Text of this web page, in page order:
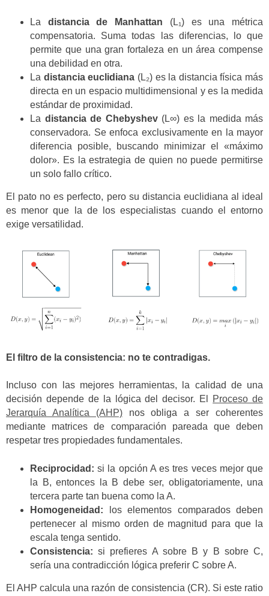
La distancia de Manhattan (L₁) es una métrica
compensatoria. Suma todas las diferencias, lo que
permite que una gran fortaleza en un área compense
una debilidad en otra.
La distancia euclidiana (L₂) es la distancia física más
directa en un espacio multidimensional y es la medida
estándar de proximidad.
La distancia de Chebyshev(L∞) es la medida más
conservadora. Se enfoca exclusivamente en la mayor
diferencia posible, buscando minimizar el «máximo
dolor». Es la estrategia de quien no puede permitirse
un solo fallo crítico.
El pato no es perfecto, pero su distancia euclidiana al ideal
es menor que la de los especialistas cuando el entorno
exige versatilidad.
El filtro de la consistencia: no te contradigas.
Incluso con las mejores herramientas, la calidad de una
decisión depende de la lógica del decisor. El
Proceso de
Jerarquía Analítica (AHP)nos obliga a ser coherentes
mediante matrices de comparación pareada que deben
respetar tres propiedades fundamentales.
Reciprocidad: si la opción A es tres veces mejor que
la B, entonces la B debe ser, obligatoriamente, una
tercera parte tan buena como la A.
Homogeneidad: los elementos comparados deben
pertenecer al mismo orden de magnitud para que la
escala tenga sentido.
Consistencia: si prefieres A sobre B y B sobre C,
sería una contradicción lógica preferir C sobre A.
El AHP calcula una razón de consistencia (CR). Si este ratio